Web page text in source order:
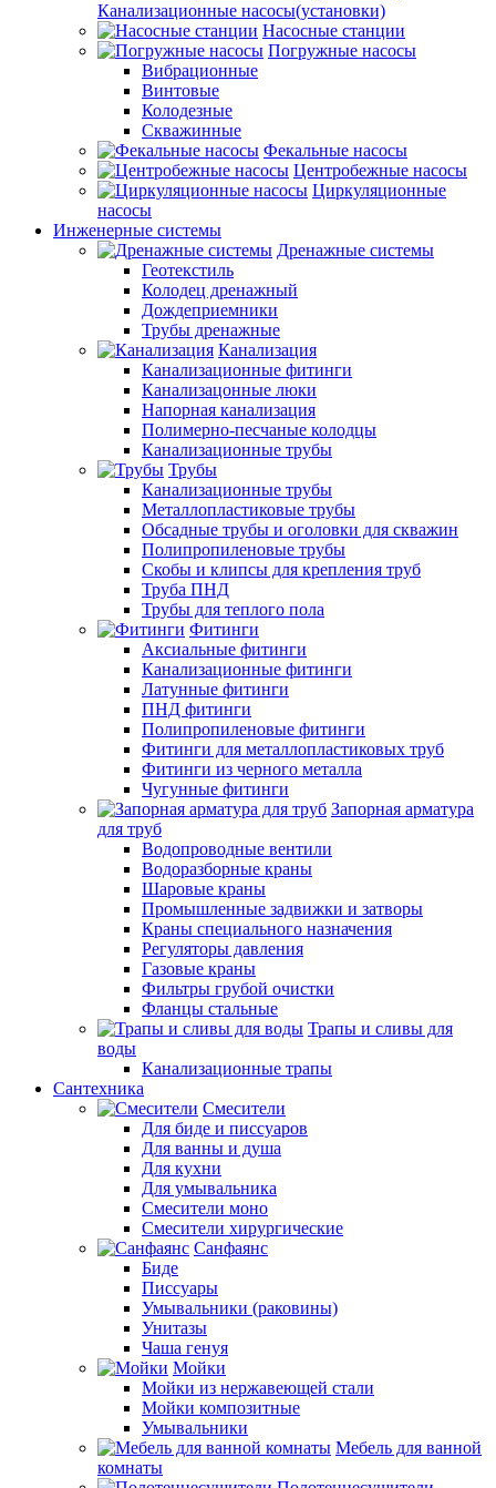
Канализационные насосы(установки)
Насосные станции
Погружные насосы
Вибрационные
Винтовые
Колодезные
Скважинные
Фекальные насосы
Центробежные насосы
Циркуляционные
насосы
Инженерные системы
Дренажные системы
Геотекстиль
Колодец дренажный
Дождеприемники
Трубы дренажные
Канализация
Канализационные фитинги
Канализацонные люки
Напорная канализация
Полимерно-песчаные колодцы
Канализационные трубы
Трубы
Канализационные трубы
Металлопластиковые трубы
Обсадные трубы и оголовки для скважин
Полипропиленовые трубы
Скобы и клипсы для крепления труб
Труба ПНД
Трубы для теплого пола
Фитинги
Аксиальные фитинги
Канализационные фитинги
Латунные фитинги
ПНД фитинги
Полипропиленовые фитинги
Фитинги для металлопластиковых труб
Фитинги из черного металла
Чугунные фитинги
Запорная арматура
для труб
Водопроводные вентили
Водоразборные краны
Шаровые краны
Промышленные задвижки и затворы
Краны специального назначения
Регуляторы давления
Газовые краны
Фильтры грубой очистки
Фланцы стальные
Трапы и сливы для
воды
Канализационные трапы
Сантехника
Смесители
Для биде и писсуаров
Для ванны и душа
Для кухни
Для умывальника
Смесители моно
Смесители хирургические
Санфаянс
Биде
Писсуары
Умывальники (раковины)
Унитазы
Чаша генуя
Мойки
Мойки из нержавеющей стали
Мойки композитные
Умывальники
Мебель для ванной
комнаты